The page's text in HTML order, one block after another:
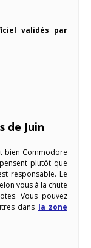
validés par
de Juin
bien Commodore
plutôt que
responsable. Le
vous à la chute
Vous pouvez
dans la zone